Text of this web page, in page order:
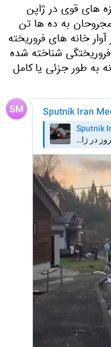
های قوی در ژاپن
مجروحان به ده ها تن
خانه های فروریخته
در شهر وادزیوا، 14 مورد فروریختگی شناخته شده
بر این، بیش از 200 خانه به طور جزئی یا کامل